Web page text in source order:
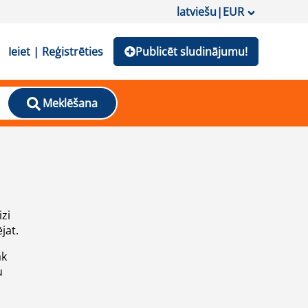
latviešu|EUR
Ieiet | Reģistrēties Publicēt sludinājumu!
Meklēšana